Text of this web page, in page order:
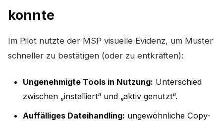
konnte
Im Pilot nutzte der MSP visuelle Evidenz, um Muster
schneller zu bestätigen (oder zu entkräften):
Ungenehmigte Tools in Nutzung: Unterschied
zwischen „installiert“ und „aktiv genutzt“.
Auffälliges Dateihandling: ungewöhnliche Copy-